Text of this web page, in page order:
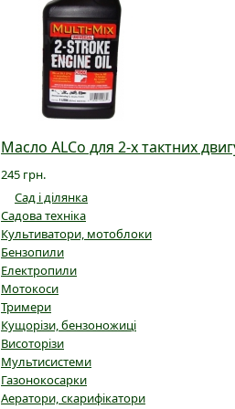
Масло ALCo для 2-х тактних
245 грн.
Сад і ділянка
Садова техніка
Культиватори, мотоблоки
Бензопили
Електропили
Мотокоси
Тримери
Кущорізи, бензоножиці
Висоторізи
Мультисистеми
Газонокосарки
Аератори, скарифікатори